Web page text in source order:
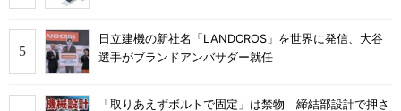
日立建機の新社名「LANDCROS」を世界に発信、大谷
選手がブランドアンバサダー就任
「取りあえずボルトで固定」は禁物 締結部設計で押さ